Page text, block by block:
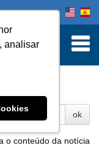
analisar
comprar
ok
o conteúdo da notícia